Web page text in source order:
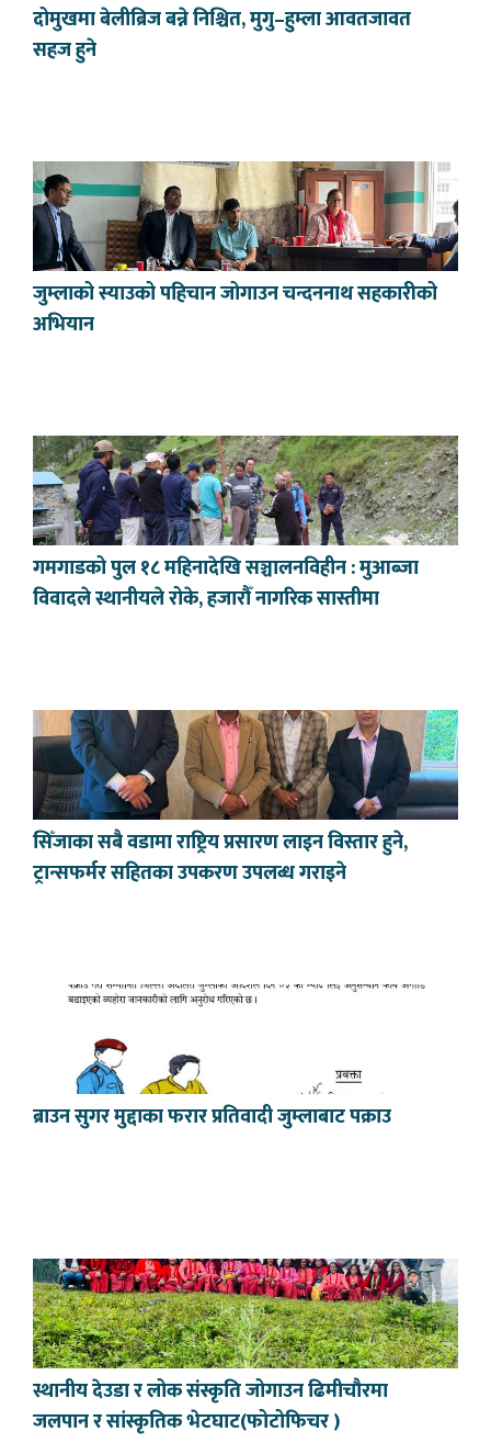
दोमुखमा बेलीब्रिज बन्ने निश्चित, मुगु–हुम्ला आवतजावत
सहज हुने
जुम्लाको स्याउको पहिचान जोगाउन चन्दननाथ सहकारीको
अभियान
गमगाडको पुल १८ महिनादेखि सञ्चालनविहीन : मुआब्जा
विवादले स्थानीयले रोके, हजारौँ नागरिक सास्तीमा
सिँजाका सबै वडामा राष्ट्रिय प्रसारण लाइन विस्तार हुने,
ट्रान्सफर्मर सहितका उपकरण उपलब्ध गराइने
ब्राउन सुगर मुद्दाका फरार प्रतिवादी जुम्लाबाट पक्राउ
स्थानीय देउडा र लोक संस्कृति जोगाउन ढिमीचौरमा
जलपान र सांस्कृतिक भेटघाट(फोटोफिचर )